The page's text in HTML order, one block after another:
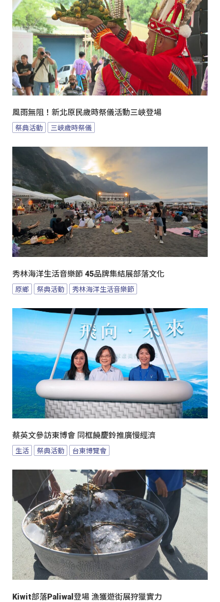
風雨無阻！新北原民歲時祭儀活動三峽登場
祭典活動 三峽歲時祭儀
秀林海洋生活音樂節 45品牌集結展部落文化
原鄉 祭典活動 秀林海洋生活音樂節
蔡英文參訪東博會 同框饒慶鈴推廣慢經濟
生活 祭典活動 台東博覽會
Kiwit部落Paliwal登場 漁獲遊街展狩獵實力